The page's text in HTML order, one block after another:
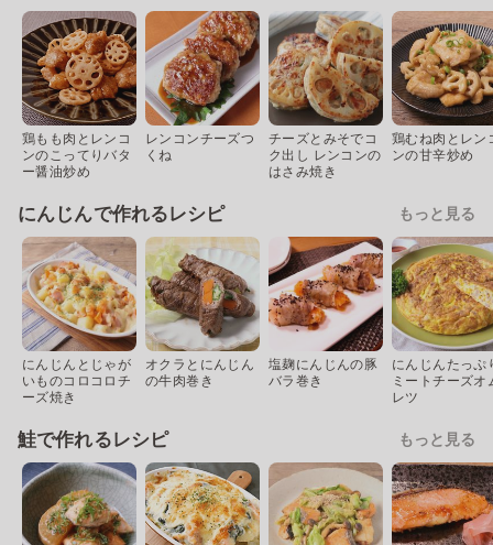
鶏もも肉とレンコ
ンのこってりバタ
ー醤油炒め
レンコンチーズつ
くね
チーズとみそでコ
ク出し レンコンの
はさみ焼き
鶏むね肉とレン
ンの甘辛炒め
にんじんで作れるレシピ もっと見る
にんじんとじゃが
いものコロコロチ
ーズ焼き
オクラとにんじん
の牛肉巻き
塩麹にんじんの豚
バラ巻き
にんじんたっぷ
ミートチーズオ
レツ
鮭で作れるレシピ もっと見る